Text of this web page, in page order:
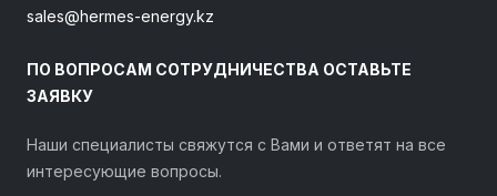
sales@hermes-energy.kz
ПО ВОПРОСАМ СОТРУДНИЧЕСТВА ОСТАВЬТЕ
ЗАЯВКУ
Наши специалисты свяжутся с Вами и ответят на все
интересующие вопросы.